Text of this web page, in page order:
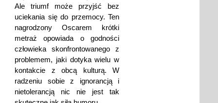
Ale triumf może przyjść bez
uciekania się do przemocy. Ten
nagrodzony Oscarem krótki
metraż opowiada o godności
człowieka skonfrontowanego z
problemem, jaki dotyka wielu w
kontakcie z obcą kulturą. W
radzeniu sobie z ignorancją i
nietolerancją nic nie jest tak